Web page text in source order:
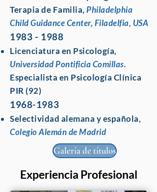
Terapia de Familia,Philadelphia
Child Guidance Center, Filadelfia, USA
1983 - 1988
Licenciatura en Psicología,
Universidad Pontificia Comillas.
Especialista en Psicología Clínica
PIR (92)
1968-1983
Selectividad alemana y española,
Colegio Alemán de Madrid
Galería de títulos
Experiencia Profesional